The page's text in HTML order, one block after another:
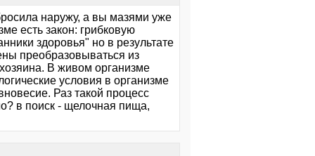
наружу, а вы мазями уже
есть закон: грибковую
здоровья" но в результате
преобразовываться из
В живом организме
условия в организме
Раз такой процесс
в поиск - щелочная пища,